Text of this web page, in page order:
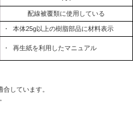
配線被覆類に使用している
・ 本体25g以上の樹脂部品に材料表示
・ 再生紙を利用したマニュアル
しています。